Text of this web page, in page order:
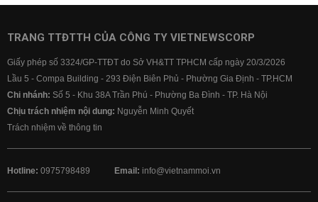
Lãi suất ngân hàng BIDV
Lãi suất ngân hàng Vietcombank
TRANG TTĐTTH CỦA CÔNG TY VIETNEWSCORP
Giấy phép số 3324/GP-TTĐT do Sở VH&TT TPHCM cấp ngày 20/3/2026
Lầu 5 - Compa Building - 293 Điện Biên Phủ - Phường Gia Định - TP.HCM
Chi nhánh: Số 5 - Khu 38A Trần Phú - Phường Ba Đình - TP. Hà Nội
Chịu trách nhiệm nội dung: Nguyễn Minh Quyết
Trách nhiệm về thông tin
Hotline: 0975798489 Email: info@vietnammoi.vn